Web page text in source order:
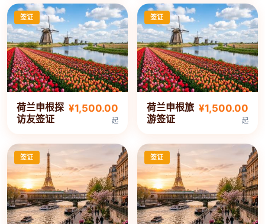
签证
荷兰申根探
访友签证
¥1,500.00
起
签证
荷兰申根旅
游签证
¥1,500.00
起
签证 签证